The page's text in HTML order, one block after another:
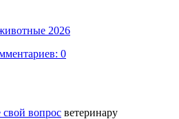
2026
0
свой вопрос ветеринару